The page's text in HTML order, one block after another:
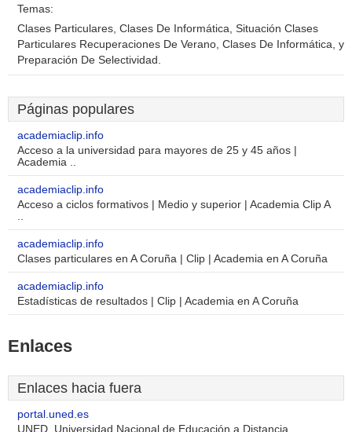
Temas:
Clases Particulares, Clases De Informática, Situación Clases
Particulares Recuperaciones De Verano, Clases De Informática, y
Preparación De Selectividad.
Páginas populares
academiaclip.info
Acceso a la universidad para mayores de 25 y 45 años |
Academia ..
academiaclip.info
Acceso a ciclos formativos | Medio y superior | Academia Clip A
..
academiaclip.info
Clases particulares en A Coruña | Clip | Academia en A Coruña
academiaclip.info
Estadísticas de resultados | Clip | Academia en A Coruña
Enlaces
Enlaces hacia fuera
portal.uned.es
UNED, Universidad Nacional de Educación a Distancia